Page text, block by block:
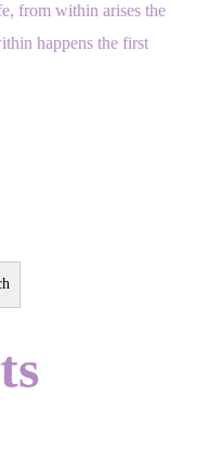
from within arises the
happens the first